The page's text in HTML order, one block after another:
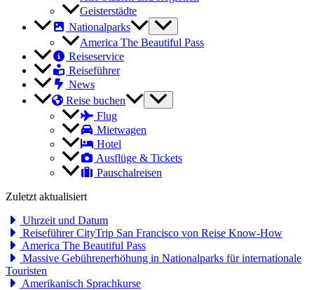
Geisterstädte
Nationalparks
America The Beautiful Pass
Reiseservice
Reiseführer
News
Reise buchen
Flug
Mietwagen
Hotel
Ausflüge & Tickets
Pauschalreisen
Zuletzt aktualisiert
Uhrzeit und Datum
Reiseführer CityTrip San Francisco von Reise Know-How
America The Beautiful Pass
Massive Gebührenerhöhung in Nationalparks für internationale
Touristen
Amerikanisch Sprachkurse